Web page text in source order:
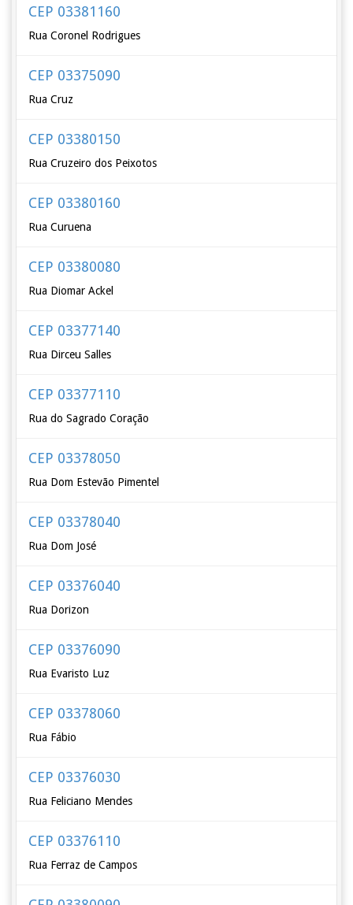
CEP 03381160
Rua Coronel Rodrigues
CEP 03375090
Rua Cruz
CEP 03380150
Rua Cruzeiro dos Peixotos
CEP 03380160
Rua Curuena
CEP 03380080
Rua Diomar Ackel
CEP 03377140
Rua Dirceu Salles
CEP 03377110
Rua do Sagrado Coração
CEP 03378050
Rua Dom Estevão Pimentel
CEP 03378040
Rua Dom José
CEP 03376040
Rua Dorizon
CEP 03376090
Rua Evaristo Luz
CEP 03378060
Rua Fábio
CEP 03376030
Rua Feliciano Mendes
CEP 03376110
Rua Ferraz de Campos